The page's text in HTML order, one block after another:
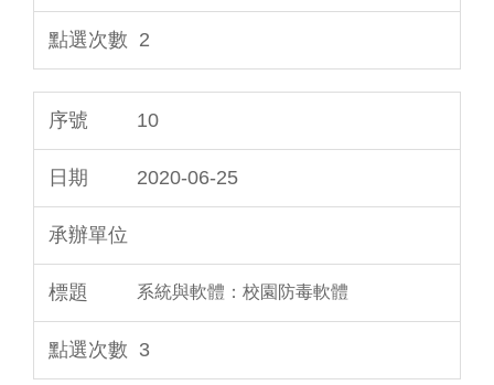
2
10
2020-06-25
系統與軟體：校園防毒軟體
3